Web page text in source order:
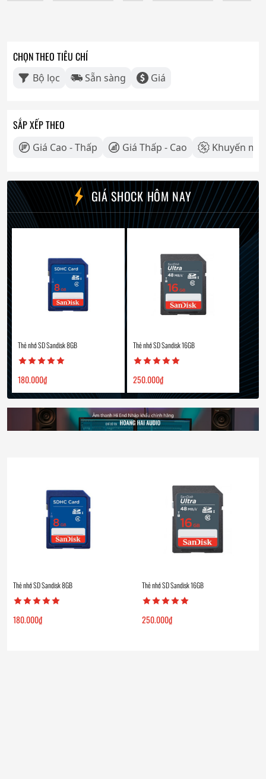
CHỌN THEO TIÊU CHÍ
Bộ lọc Sẵn sàng Giá
SẮP XẾP THEO
Giá Cao - Thấp Giá Thấp - Cao Khuyến mãi
GIÁ SHOCK HÔM NAY
Thẻ nhớ SD Sandisk 8GB
180.000₫
Thẻ nhớ SD Sandisk 16GB
250.000₫
Thẻ nhớ SD Sandisk 8GB
180.000₫
Thẻ nhớ SD Sandisk 16GB
250.000₫